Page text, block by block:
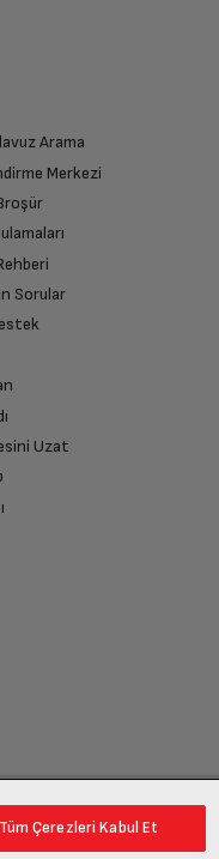
edin.
Arama
Merkezi
Sorular
Uzat
Tüm Çerezleri Kabul Et